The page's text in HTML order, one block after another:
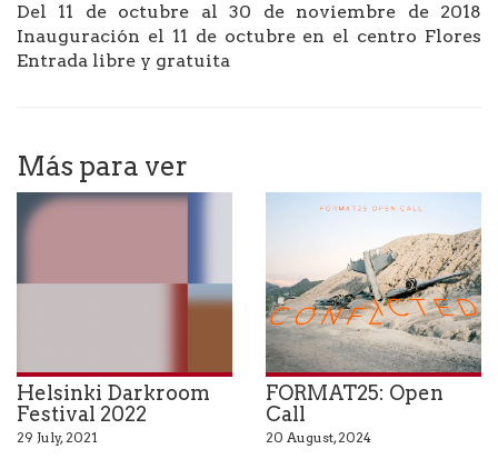
Del 11 de octubre al 30 de noviembre de 2018
Inauguración el 11 de octubre en el centro Flores
Entrada libre y gratuita
Más para ver
Helsinki Darkroom
Festival 2022
29 July, 2021
FORMAT25: Open
Call
20 August, 2024